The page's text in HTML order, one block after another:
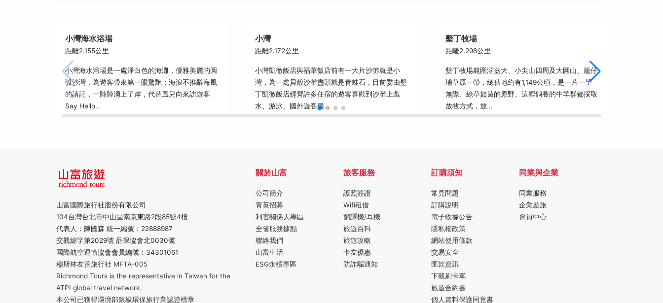
小灣海水浴場
距離2.155公里
小灣海水浴場是一處淨白色的海灘，優雅美麗的圓
弧沙灣，為遊客帶來第一眼驚艷；海浪不推辭海風
的請託，一陣陣湧上了岸，代替風兒向來訪遊客
Say Hello…
小灣
距離2.172公里
小灣凱徹飯店與福華飯店前有一大片沙灘就是小
灣，為一處貝殼沙灘盡頭就是青蛙石，目前委由墾
丁凱徹飯店經營許多住宿的遊客喜歡到沙灘上戲
水、游泳、國外遊客最…
墾丁牧場
距離2.298公里
墾丁牧場範圍涵蓋大、小尖山四周及大圓山、籠仔
埔草原一帶，總佔地約有1,149公頃，是一片一望
無際、綠草如茵的原野。這裡飼養的牛羊群都採取
放牧方式，放…
山富國際旅行社股份有限公司
104台灣台北市中山區南京東路2段85號4樓
代表人：陳國森 統一編號：22888987
交觀綜字第2029號 品保協會北0030號
國際航空運輸協會會員編號：34301061
穆斯林友善旅行社 MFTA-005
Richmond Tours is the representative in Taiwan for the
ATPI global travel network.
本公司已獲得環境部銀級環保旅行業認證標章
關於山富
公司簡介
菁英招募
利害關係人專區
全省服務據點
聯絡我們
山富生活
ESG永續專區
旅客服務
護照簽證
Wifi租借
翻譯機/耳機
旅遊百科
旅遊攻略
卡友優惠
防詐騙通知
訂購須知
常見問題
訂購說明
電子收據公告
隱私權政策
網站使用條款
交易安全
匯款資訊
下載刷卡單
旅遊合約書
個人資料保護同意書
同業與企業
同業服務
企業差旅
會員中心